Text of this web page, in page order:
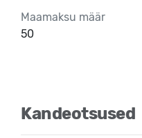
Maamaksu määr
50
Kandeotsused